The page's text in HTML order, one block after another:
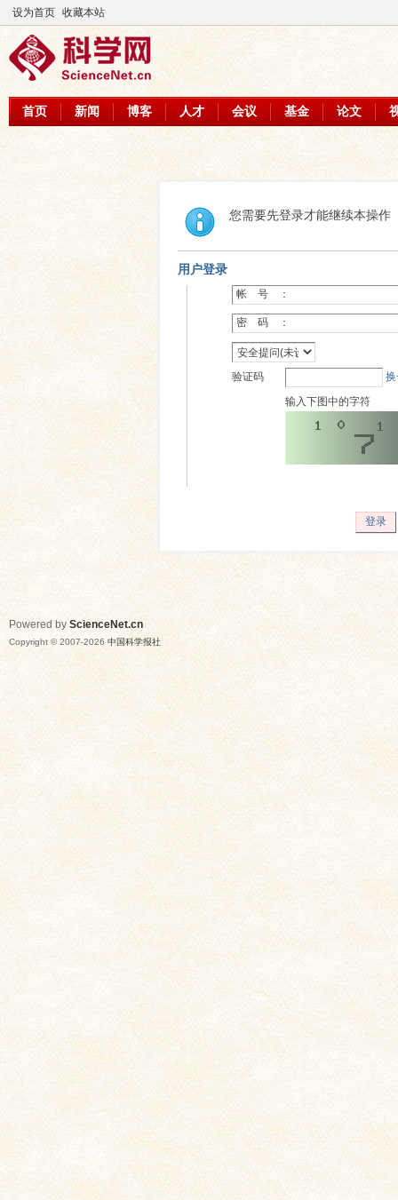
设为首页 收藏本站
首页 新闻 博客 人才 会议 基金 论文
您需要先登录才能继续本操作
用户登录
帐 号 ：
密 码 ：
验证码
输入下图中的字符
登录
Powered by ScienceNet.cn
Copyright © 2007-2026 中国科学报社